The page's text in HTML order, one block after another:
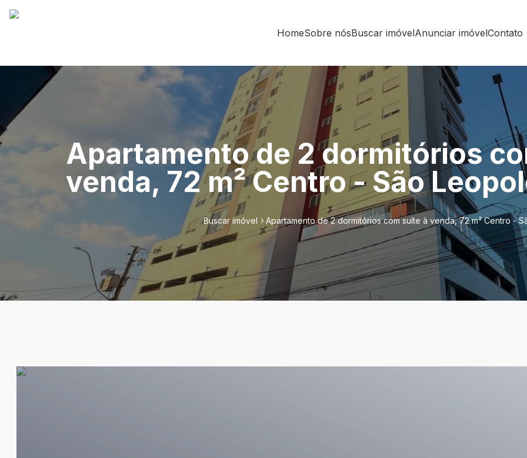
HomeSobre nósBuscar imóvelAnunciar imóvelContato
Apartamento de 2 dormitórios
venda, 72 m² Centro - São
Buscar imóvel Apartamento de 2 dormitórios com suíte à venda, 72 m² Centro -